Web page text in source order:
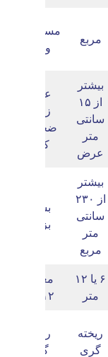
مربع
مستطیلی
و پهن
بیشتر
از ۱۵
سانتی
متر
عرض
عرض
زیاد و
ضخامت
کمتر
بیشتر
از ۲۳۰
سانتی
متر
مربع
بسیار
بزرگ
۶ یا ۱۲
متر
معمولا
۱۲ متر
ریخته
گری
ریخته
گری